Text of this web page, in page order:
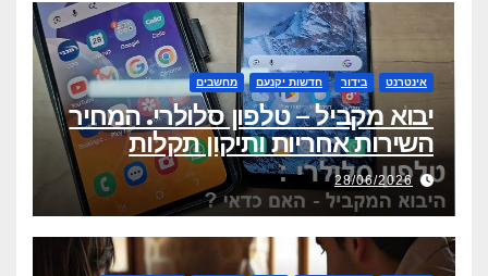
אינטרנט בידור חדשות יקנעם מחשבים
יבוא מקביל – טלפון סלולרי. המחיר
השירות אחריות ותיקון תקלות
28/06/2026